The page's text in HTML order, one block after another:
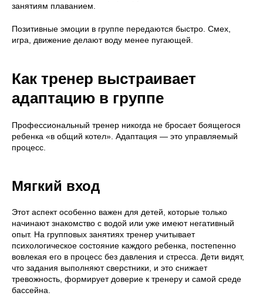
занятиям плаванием.
Позитивные эмоции в группе передаются быстро. Смех,
игра, движение делают воду менее пугающей.
Как тренер выстраивает
адаптацию в группе
Профессиональный тренер никогда не бросает боящегося
ребенка «в общий котел». Адаптация — это управляемый
процесс.
Мягкий вход
Этот аспект особенно важен для детей, которые только
начинают знакомство с водой или уже имеют негативный
опыт. На групповых занятиях тренер учитывает
психологическое состояние каждого ребенка, постепенно
вовлекая его в процесс без давления и стресса. Дети видят,
что задания выполняют сверстники, и это снижает
тревожность, формирует доверие к тренеру и самой среде
бассейна.